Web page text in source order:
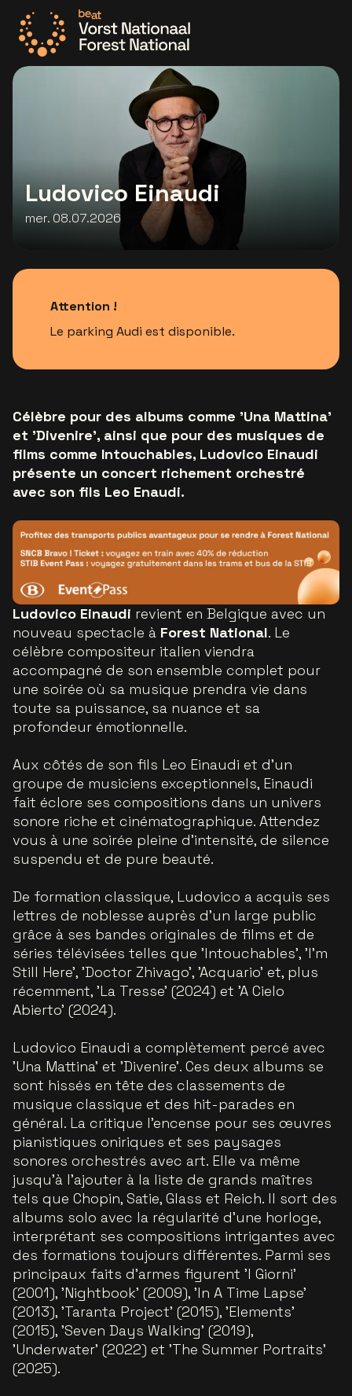
Allez à la page d'accueil
Ludovico Einaudi
mer. 08.07.2026
Attention !
Le parking Audi est disponible.
Célèbre pour des albums comme 'Una Mattina'
et 'Divenire', ainsi que pour des musiques de
films comme Intouchables, Ludovico Einaudi
présente un concert richement orchestré
avec son fils Leo Enaudi.
Ludovico Einaudi revient en Belgique avec un
nouveau spectacle à Forest National. Le
célèbre compositeur italien viendra
accompagné de son ensemble complet pour
une soirée où sa musique prendra vie dans
toute sa puissance, sa nuance et sa
profondeur émotionnelle.
Aux côtés de son fils Leo Einaudi et d’un
groupe de musiciens exceptionnels, Einaudi
fait éclore ses compositions dans un univers
sonore riche et cinématographique. Attendez
vous à une soirée pleine d’intensité, de silence
suspendu et de pure beauté.
De formation classique, Ludovico a acquis ses
lettres de noblesse auprès d’un large public
grâce à ses bandes originales de films et de
séries télévisées telles que 'Intouchables', 'I’m
Still Here', 'Doctor Zhivago', 'Acquario' et, plus
récemment, 'La Tresse' (2024) et 'A Cielo
Abierto' (2024).
Ludovico Einaudi a complètement percé avec
'Una Mattina' et 'Divenire'. Ces deux albums se
sont hissés en tête des classements de
musique classique et des hit-parades en
général. La critique l’encense pour ses œuvres
pianistiques oniriques et ses paysages
sonores orchestrés avec art. Elle va même
jusqu’à l'ajouter à la liste de grands maîtres
tels que Chopin, Satie, Glass et Reich. Il sort des
albums solo avec la régularité d’une horloge,
interprétant ses compositions intrigantes avec
des formations toujours différentes. Parmi ses
principaux faits d’armes figurent 'I Giorni'
(2001), 'Nightbook' (2009), 'In A Time Lapse'
(2013), 'Taranta Project' (2015), 'Elements'
(2015), 'Seven Days Walking' (2019),
'Underwater' (2022) et 'The Summer Portraits'
(2025).